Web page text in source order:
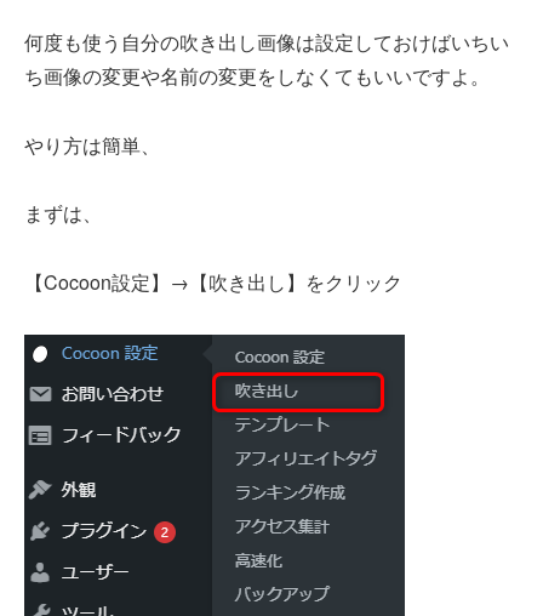
何度も使う自分の吹き出し画像は設定しておけばいちい
ち画像の変更や名前の変更をしなくてもいいですよ。
やり方は簡単、
まずは、
【Cocoon設定】→【吹き出し】をクリック